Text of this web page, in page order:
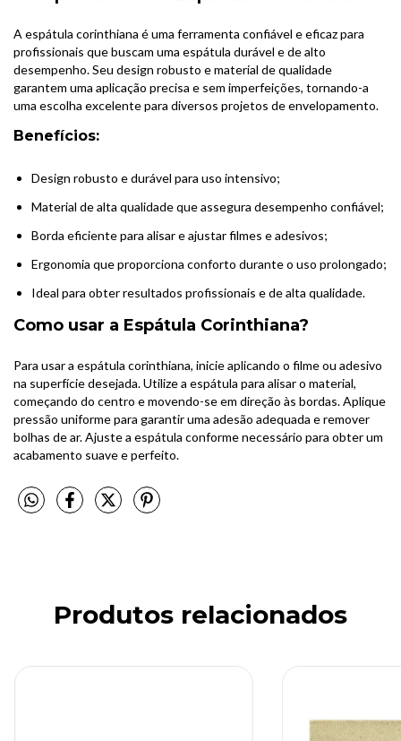
A espátula corinthiana é uma ferramenta confiável e eficaz para
profissionais que buscam uma espátula durável e de alto
desempenho. Seu design robusto e material de qualidade
garantem uma aplicação precisa e sem imperfeições, tornando-a
uma escolha excelente para diversos projetos de envelopamento.
Benefícios:
Design robusto e durável para uso intensivo;
Material de alta qualidade que assegura desempenho confiável;
Borda eficiente para alisar e ajustar filmes e adesivos;
Ergonomia que proporciona conforto durante o uso prolongado;
Ideal para obter resultados profissionais e de alta qualidade.
Como usar a Espátula Corinthiana?
Para usar a espátula corinthiana, inicie aplicando o filme ou adesivo
na superfície desejada. Utilize a espátula para alisar o material,
começando do centro e movendo-se em direção às bordas. Aplique
pressão uniforme para garantir uma adesão adequada e remover
bolhas de ar. Ajuste a espátula conforme necessário para obter um
acabamento suave e perfeito.
Produtos relacionados